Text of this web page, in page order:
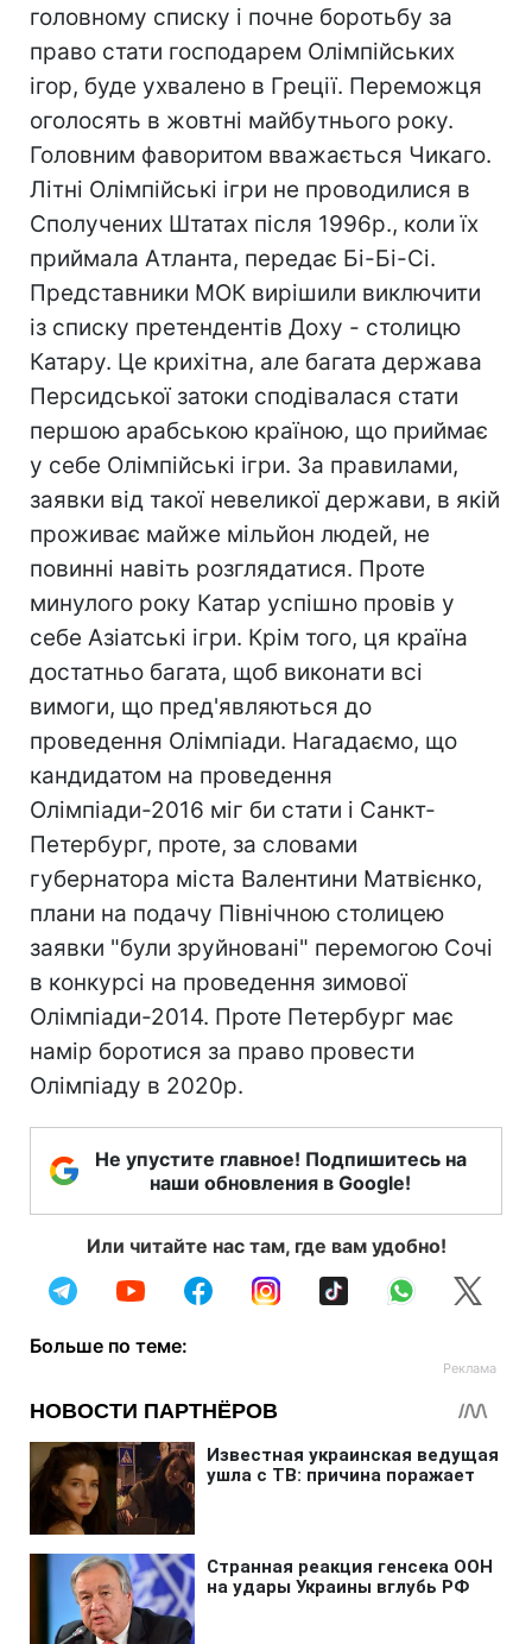
головному списку і почне боротьбу за
право стати господарем Олімпійських
ігор, буде ухвалено в Греції. Переможця
оголосять в жовтні майбутнього року.
Головним фаворитом вважається Чикаго.
Літні Олімпійські ігри не проводилися в
Сполучених Штатах після 1996р., коли їх
приймала Атланта, передає Бі-Бі-Сі.
Представники МОК вирішили виключити
із списку претендентів Доху - столицю
Катару. Це крихітна, але багата держава
Персидської затоки сподівалася стати
першою арабською країною, що приймає
у себе Олімпійські ігри. За правилами,
заявки від такої невеликої держави, в якій
проживає майже мільйон людей, не
повинні навіть розглядатися. Проте
минулого року Катар успішно провів у
себе Азіатські ігри. Крім того, ця країна
достатньо багата, щоб виконати всі
вимоги, що пред'являються до
проведення Олімпіади. Нагадаємо, що
кандидатом на проведення
Олімпіади-2016 міг би стати і Санкт-
Петербург, проте, за словами
губернатора міста Валентини Матвієнко,
плани на подачу Північною столицею
заявки "були зруйновані" перемогою Сочі
в конкурсі на проведення зимової
Олімпіади-2014. Проте Петербург має
намір боротися за право провести
Олімпіаду в 2020р.
Не упустите главное! Подпишитесь на
наши обновления в Google!
Или читайте нас там, где вам удобно!
Больше по теме: